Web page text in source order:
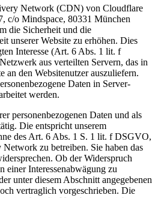
Network (CDN) von Cloudflare
c/o Mindspace, 80331 München
die Sicherheit und die
unserer Website zu erhöhen. Dies
Interesse (Art. 6 Abs. 1 lit. f
aus verteilten Servern, das in
an den Websitenutzer auszuliefern.
Daten in Server-
werden.
personenbezogenen Daten und als
Die entspricht unserem
des Art. 6 Abs. 1 S. 1 lit. f DSGVO,
zu betreiben. Sie haben das
Ob der Widerspruch
einer Interessenabwägung zu
unter diesem Abschnitt angegebenen
vertraglich vorgeschrieben. Die